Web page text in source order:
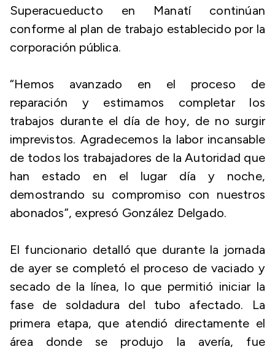
Superacueducto en Manatí continúan
conforme al plan de trabajo establecido por la
corporación pública.
“Hemos avanzado en el proceso de
reparación y estimamos completar los
trabajos durante el día de hoy, de no surgir
imprevistos. Agradecemos la labor incansable
de todos los trabajadores de la Autoridad que
han estado en el lugar día y noche,
demostrando su compromiso con nuestros
abonados”, expresó González Delgado.
El funcionario detalló que durante la jornada
de ayer se completó el proceso de vaciado y
secado de la línea, lo que permitió iniciar la
fase de soldadura del tubo afectado. La
primera etapa, que atendió directamente el
área donde se produjo la avería, fue